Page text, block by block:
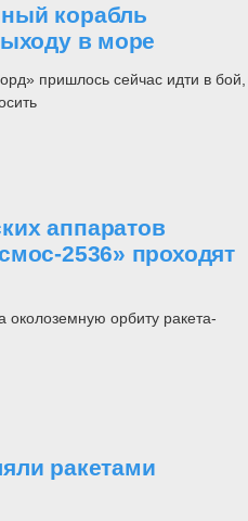
корабль
в море
пришлось сейчас идти в бой,
аппаратов
2536» проходят
околоземную орбиту ракета-
ракетами